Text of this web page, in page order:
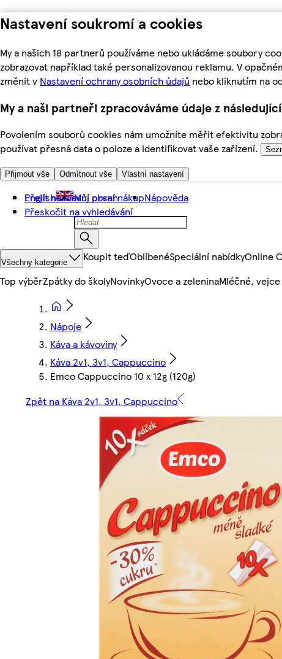
Nastavení soukromí a cookies
My a našich 18 partnerů používáme nebo ukládáme soubory
zobrazovat například také personalizovanou reklamu. V
změnit v Nastavení ochrany osobních údajů nebo kliknutím na
My a naši partneři zpracováváme údaje z
Povolením souborů cookies nám umožníte měřit efektivitu
používat přesná data o poloze a identifikovat vaše zařízení.
Přijmout vše Odmítnout vše Vlastní nastavení
Přejít na hlavní obsah
Přeskočit na vyhledávání
English Můj první nákupNápověda
Všechny kategorie Koupit teďOblíbenéSpeciální nabídkyOnline
Top výběrZpátky do školyNovinkyOvoce a zeleninaMléčné,
Nápoje
Káva a kávoviny
Káva 2v1, 3v1, Cappuccino
Emco Cappuccino 10 x 12g (120g)
Zpět na Káva 2v1, 3v1, Cappuccino